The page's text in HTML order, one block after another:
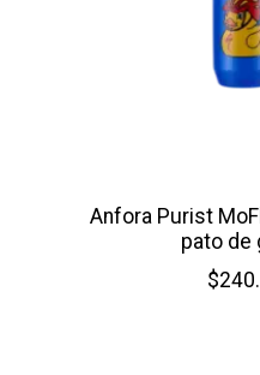
Anfora Purist
pato de